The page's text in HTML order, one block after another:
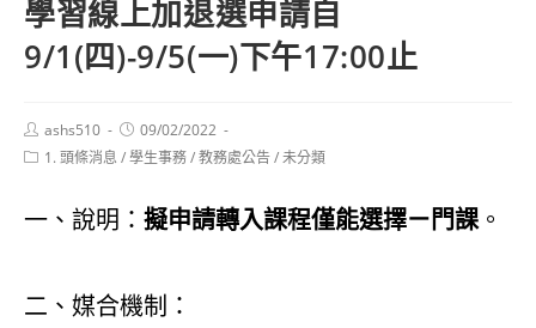
學習線上加退選申請自
9/1(四)-9/5(一)下午17:00止
Post
author:
ashs510
Post
published:
09/02/2022
Post1. 頭條消息 /學生事務/教務處公告/未分類
一、說明： 擬申請轉入課程僅能選擇ㄧ門課。
二、媒合機制：